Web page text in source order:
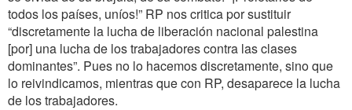
todos los países, uníos!” RP nos critica por sustituir
“discretamente la lucha de liberación nacional palestina
[por] una lucha de los trabajadores contra las clases
dominantes”. Pues no lo hacemos discretamente, sino que
lo reivindicamos, mientras que con RP, desaparece la lucha
de los trabajadores.